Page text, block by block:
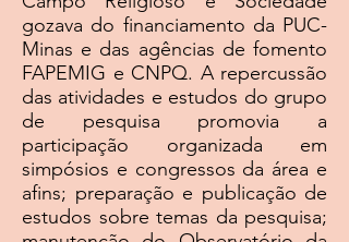
gozava do financiamento da PUC-
Minas e das agências de fomento
FAPEMIG e CNPQ. A repercussão
das atividades e estudos do grupo
de pesquisa promovia a
participação organizada em
simpósios e congressos da área e
afins; preparação e publicação de
estudos sobre temas da pesquisa;